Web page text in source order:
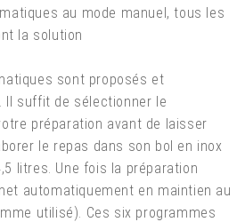
au mode manuel, tous les
la solution
sont proposés et
Il suffit de sélectionner le
préparation avant de laisser
le repas dans son bol en inox
litres. Une fois la préparation
automatiquement en maintien au
utilisé). Ces six programmes